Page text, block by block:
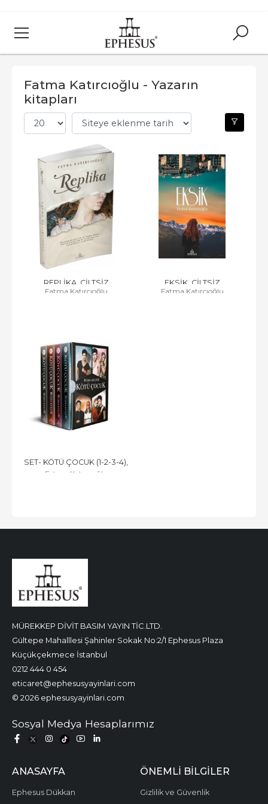
Fatma Katırcıoğlu - Yazarın
kitapları
REPLİKA, CİLTSİZ
Fatma Katırcıoğlu
EKSİK, CİLTSİZ
Fatma Katırcıoğlu
SET- KÖTÜ ÇOCUK (1-2-3-4),
Fatma Katırcıoğlu
MÜREKKEP DİVİT BASIM YAYIN TİC.LTD.
Gültepe Mahalllesi Şahinler Sokak No:2/1 Ephesus Plaza
Küçükçekmece İstanbul
0212 444 0 454
eticaret@ephesusyayinlari.com
© 2026 ephesusyayinlari.com
Sosyal Medya Hesaplarımız
ANASAYFA
Ephesus Dükkan
ÖNEMLI BILGILER
Gizlilik ve Güvenlik